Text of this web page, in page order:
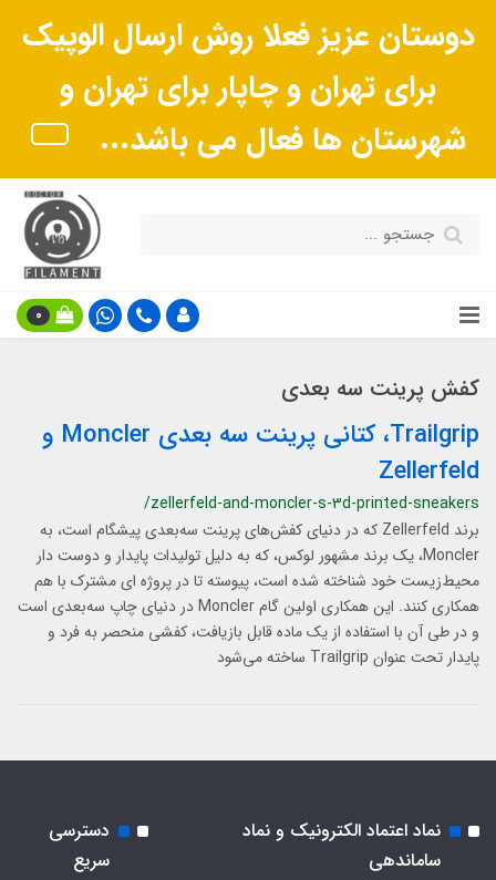
دوستان عزیز فعلا روش ارسال الوپیک
برای تهران و چاپار برای تهران و
شهرستان ها فعال می باشد...
0
کفش پرینت سه بعدی
Trailgrip، کتانی پرینت سه بعدی Moncler و
Zellerfeld
/zellerfeld-and-moncler-s-3d-printed-sneakers
برند Zellerfeld که در دنیای کفش‌های پرینت سه‌بعدی پیشگام است، به
Moncler، یک برند مشهور لوکس، که به دلیل تولیدات پایدار و دوست دار
محیط‌زیست خود شناخته شده است، پیوسته تا در پروژه ای مشترک با هم
همکاری کنند. این همکاری اولین گام Moncler در دنیای چاپ سه‌بعدی است
و در طی آن با استفاده از یک ماده قابل بازیافت، کفشی منحصر به فرد و
پایدار تحت عنوان Trailgrip ساخته می‌شود
نماد اعتماد الکترونیک و نماد
ساماندهی
دسترسی
سریع